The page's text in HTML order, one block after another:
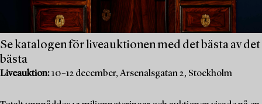
Se katalogen för liveauktionen med det bästa av det
bästa
Liveauktion:10–12 december, Arsenalsgatan 2, Stockholm